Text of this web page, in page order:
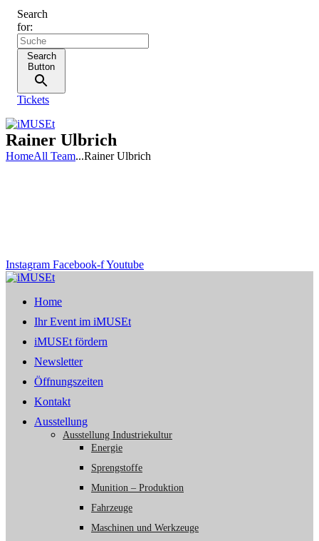
Search
for:
Search
Button
Tickets
Rainer Ulbrich
HomeAll Team...Rainer Ulbrich
Instagram Facebook-fYoutube
Home
Ihr Event im iMUSEt
iMUSEt fördern
Newsletter
Öffnungszeiten
Kontakt
Ausstellung
Ausstellung Industriekultur
Energie
Sprengstoffe
Munition – Produktion
Fahrzeuge
Maschinen und Werkzeuge